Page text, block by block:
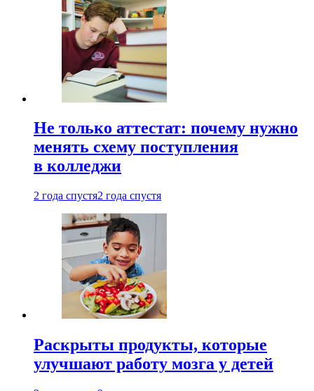
Не только аттестат: почему нужно
менять схему поступления
в колледжи
2 года спустя2 года спустя
Раскрыты продукты, которые
улучшают работу мозга у детей